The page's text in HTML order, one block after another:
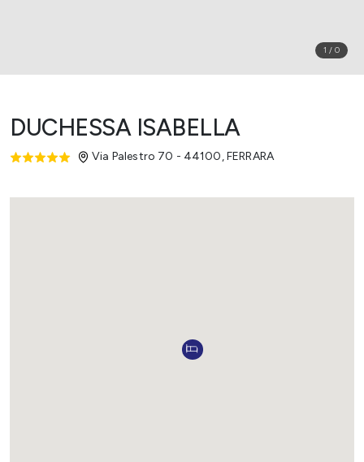
1 / 0
DUCHESSA ISABELLA
Via Palestro 70 - 44100,FERRARA